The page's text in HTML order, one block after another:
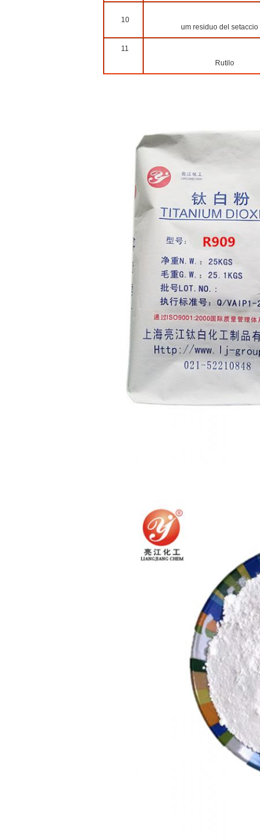
10
um residuo del setaccio
11
Rutilo